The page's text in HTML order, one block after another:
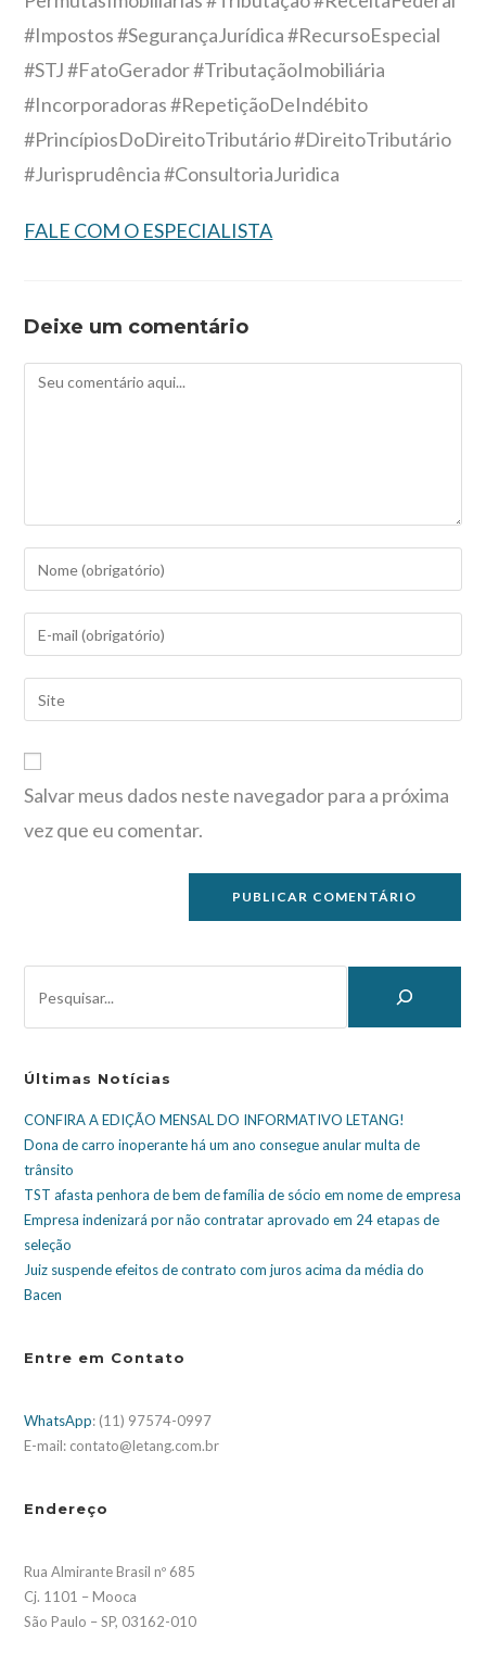
#Impostos #SegurançaJurídica #RecursoEspecial
#STJ #FatoGerador #TributaçãoImobiliária
#Incorporadoras #RepetiçãoDeIndébito
#PrincípiosDoDireitoTributário #DireitoTributário
#Jurisprudência #ConsultoriaJuridica
FALE COM O ESPECIALISTA
Deixe um comentário
Salvar meus dados neste navegador para a próxima
vez que eu comentar.
Últimas Notícias
CONFIRA A EDIÇÃO MENSAL DO INFORMATIVO LETANG!
Dona de carro inoperante há um ano consegue anular multa de
trânsito
TST afasta penhora de bem de família de sócio em nome de empresa
Empresa indenizará por não contratar aprovado em 24 etapas de
seleção
Juiz suspende efeitos de contrato com juros acima da média do
Bacen
Entre em Contato
WhatsApp: (11) 97574-0997
E-mail: contato@letang.com.br
Endereço
Rua Almirante Brasil nº 685
Cj. 1101 – Mooca
São Paulo – SP, 03162-010